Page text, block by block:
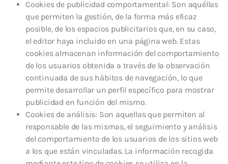
Cookies de publicidad comportamental: Son aquéllas
que permiten la gestión, de la forma más eficaz
posible, de los espacios publicitarios que, en su caso,
el editor haya incluido en una página web. Estas
cookies almacenan información del comportamiento
de los usuarios obtenida a través de la observación
continuada de sus hábitos de navegación, lo que
permite desarrollar un perfil específico para mostrar
publicidad en función del mismo.
Cookies de análisis: Son aquellas que permiten al
responsable de las mismas, el seguimiento y análisis
del comportamiento de los usuarios de los sitios web
a los que están vinculadas. La información recogida